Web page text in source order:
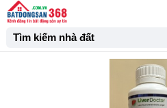
Tìm kiếm nhà đất